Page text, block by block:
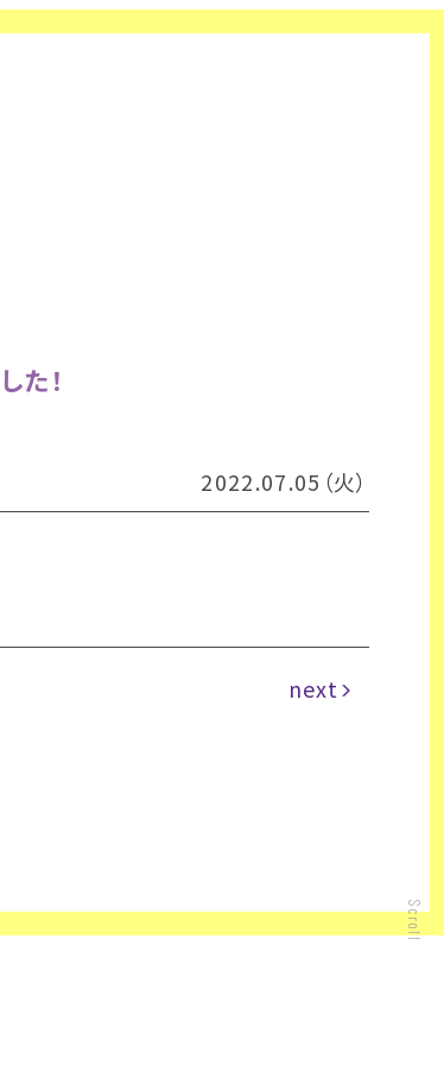
た！
2022.07.05（火）
next
Scroll